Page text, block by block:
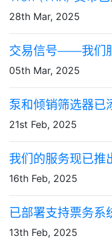
28th Mar, 2025
交易信号——我们
05th Mar, 2025
泵和倾销筛选器
21st Feb, 2025
我们的服务现已推
16th Feb, 2025
已部署支持票务系
13th Feb, 2025